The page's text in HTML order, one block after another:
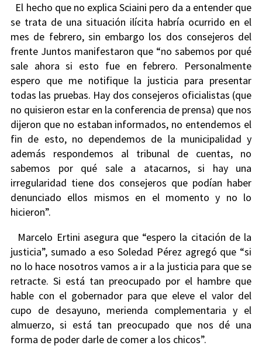
El hecho que no explica Sciaini pero da a entender que
se trata de una situación ilícita habría ocurrido en el
mes de febrero, sin embargo los dos consejeros del
frente Juntos manifestaron que “no sabemos por qué
sale ahora si esto fue en febrero. Personalmente
espero que me notifique la justicia para presentar
todas las pruebas. Hay dos consejeros oficialistas (que
no quisieron estar en la conferencia de prensa) que nos
dijeron que no estaban informados, no entendemos el
fin de esto, no dependemos de la municipalidad y
además respondemos al tribunal de cuentas, no
sabemos por qué sale a atacarnos, si hay una
irregularidad tiene dos consejeros que podían haber
denunciado ellos mismos en el momento y no lo
hicieron”.
Marcelo Ertini asegura que “espero la citación de la
justicia”, sumado a eso Soledad Pérez agregó que “si
no lo hace nosotros vamos a ir a la justicia para que se
retracte. Si está tan preocupado por el hambre que
hable con el gobernador para que eleve el valor del
cupo de desayuno, merienda complementaria y el
almuerzo, si está tan preocupado que nos dé una
forma de poder darle de comer a los chicos”.